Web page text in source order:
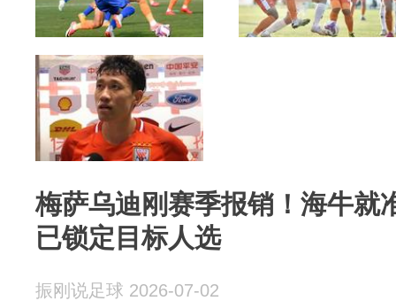
梅萨乌迪刚赛季报销！海牛就
已锁定目标人选
振刚说足球 2026-07-02